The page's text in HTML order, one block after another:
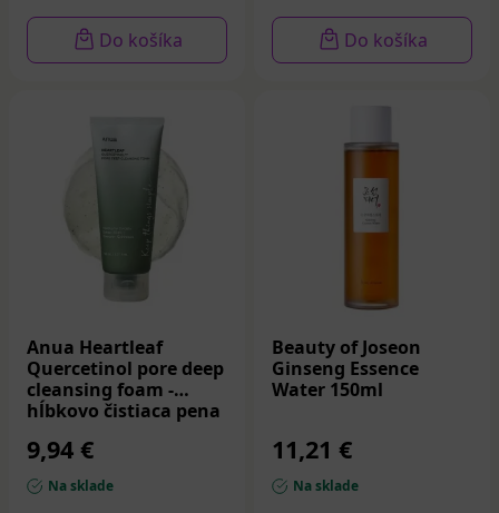
Do košíka Do košíka
Anua Heartleaf
Quercetinol pore deep
cleansing foam -
hĺbkovo čistiaca pena
9,94 €
Na sklade
Beauty of Joseon
Ginseng Essence
Water 150ml
11,21 €
Na sklade